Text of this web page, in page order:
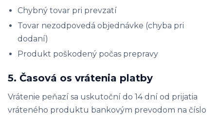
Chybný tovar pri prevzatí
Tovar nezodpovedá objednávke (chyba pri
dodaní)
Produkt poškodený počas prepravy
5. Časová os vrátenia platby
Vrátenie peňazí sa uskutoční do 14 dní od prijatia
vráteného produktu bankovým prevodom na číslo